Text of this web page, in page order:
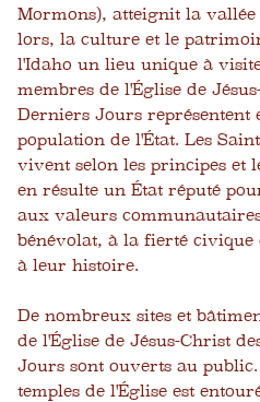
Mormons), atteignit la vallée
lors, la culture et le
l'Idaho un lieu unique à
membres de l'Église de
Derniers Jours représentent
population de l'État. Les
vivent selon les principes et
en résulte un État réputé
aux valeurs
bénévolat, à la fierté
à leur histoire.
De nombreux sites et
de l'Église de Jésus-Christ
Jours sont ouverts au
temples de l'Église est